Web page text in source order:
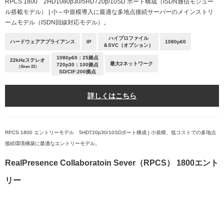
ル搭載モデル） | 小～中規模導入に最適な多地点接続サーバーのメインストリ
ームモデル（ISDN回線対応モデル）。
ハードウェアアプライアンス IP
ハイプロファイル
＆SVC（オプション）
1080p60
22kHzステレオ
（Siren 22）
1080p60：25拠点
720p30：100拠点
SD/CIF:200拠点
最大2ネットワーク
詳しくはこちら
RPCS 1800 エントリーモデル 5HD720p30/10SDポート構成 | 小規模、低コストでの多地点
接続環境構築に最適なエントリーモデル。
RealPresence Collaboratoin Sever（RPCS） 1800エント
リー